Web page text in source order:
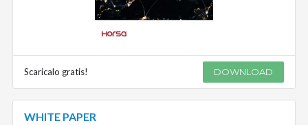
Scaricalo gratis! DOWNLOAD
WHITE PAPER